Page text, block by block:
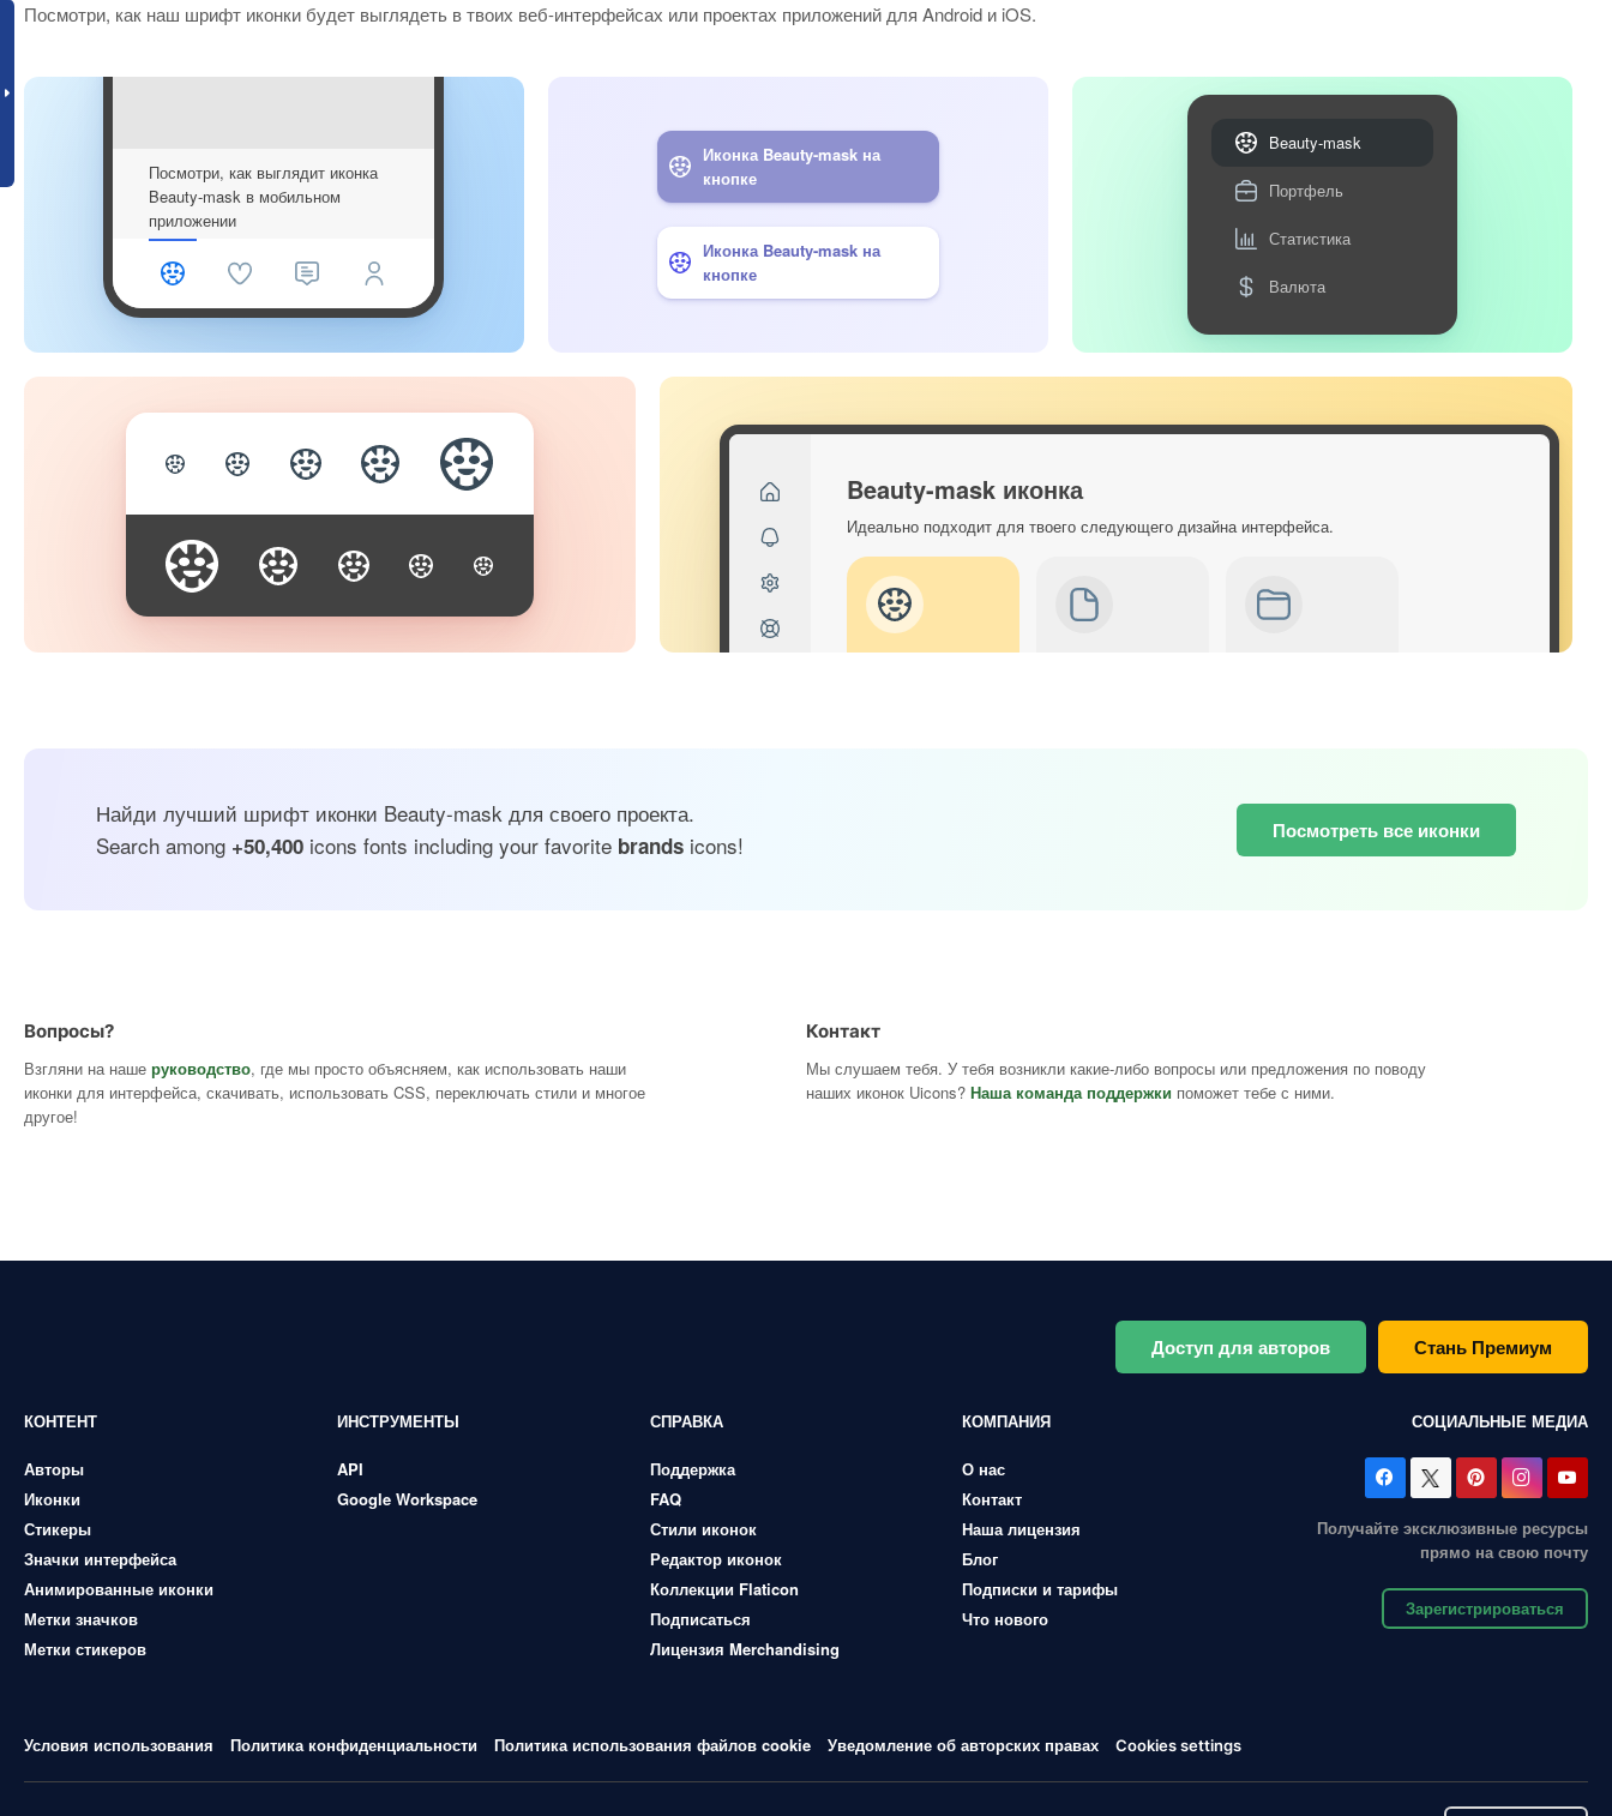
Посмотри, как наш шрифт иконки будет выглядеть в твоих веб-интерфейсах или проектах приложений для Android и iOS.
Посмотри, как выглядит иконка
Beauty-mask в мобильном
приложении
Иконка Beauty-mask на
кнопке
Иконка Beauty-mask на
кнопке
Beauty-mask
Портфель
Статистика
Валюта
Beauty-mask иконка
Идеально подходит для твоего следующего дизайна интерфейса.
Найди лучший шрифт иконки Beauty-mask для своего проекта.
Search among +50,400 icons fonts including your favorite brands icons!
Посмотреть все иконки
Вопросы?
Взгляни на наше руководство, где мы просто объясняем, как использовать наши
иконки для интерфейса, скачивать, использовать CSS, переключать стили и многое
другое!
Контакт
Мы слушаем тебя. У тебя возникли какие-либо вопросы или предложения по поводу
наших иконок Uicons? Наша команда поддержки поможет тебе с ними.
Доступ для авторов Стань Премиум
КОНТЕНТ
Авторы
Иконки
Стикеры
Значки интерфейса
Анимированные иконки
Метки значков
Метки стикеров
ИНСТРУМЕНТЫ
API
Google Workspace
СПРАВКА
Поддержка
FAQ
Стили иконок
Редактор иконок
Коллекции Flaticon
Подписаться
Лицензия Merchandising
КОМПАНИЯ
О нас
Контакт
Наша лицензия
Блог
Подписки и тарифы
Что нового
СОЦИАЛЬНЫЕ МЕДИА
Получайте эксклюзивные ресурсы
прямо на свою почту
Зарегистрироваться
Условия использования Политика конфиденциальности Политика использования файлов cookie Уведомление об авторских правах Cookies settings